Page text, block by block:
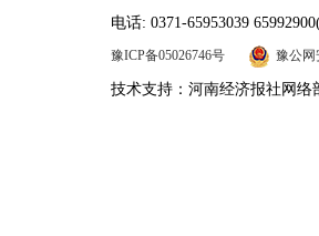
电话: 0371-65953039
豫ICP备05026746号 豫公网
技术支持：河南经济报社网络